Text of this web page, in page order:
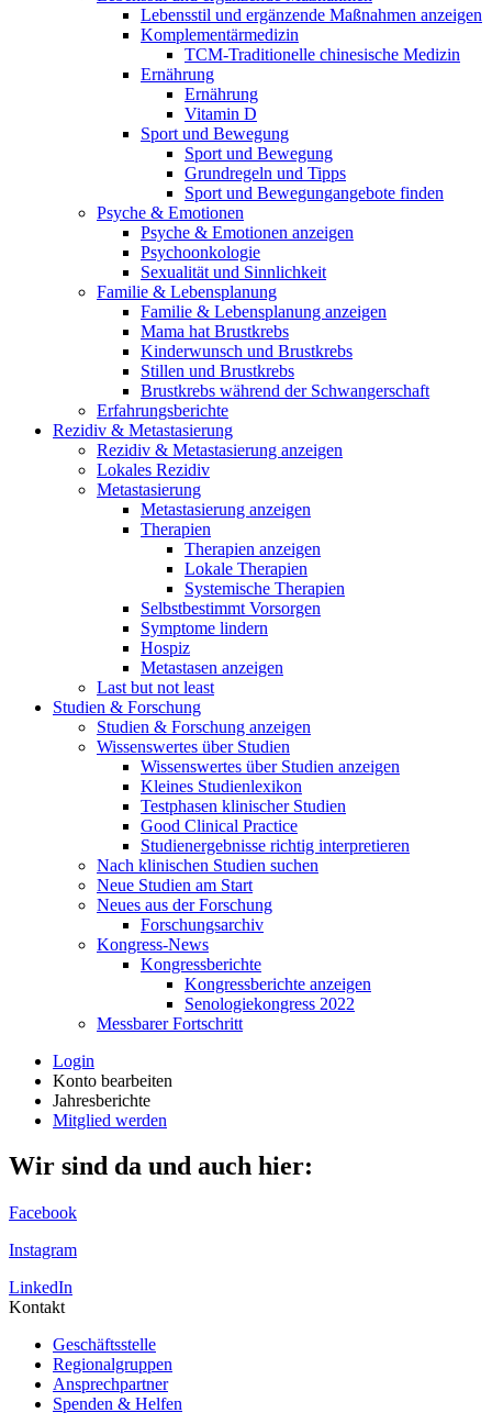
Lebensstil und ergänzende Maßnahmen anzeigen
Komplementärmedizin
TCM-Traditionelle chinesische Medizin
Ernährung
Ernährung
Vitamin D
Sport und Bewegung
Sport und Bewegung
Grundregeln und Tipps
Sport und Bewegungangebote finden
Psyche & Emotionen
Psyche & Emotionen anzeigen
Psychoonkologie
Sexualität und Sinnlichkeit
Familie & Lebensplanung
Familie & Lebensplanung anzeigen
Mama hat Brustkrebs
Kinderwunsch und Brustkrebs
Stillen und Brustkrebs
Brustkrebs während der Schwangerschaft
Erfahrungsberichte
Rezidiv & Metastasierung
Rezidiv & Metastasierung anzeigen
Lokales Rezidiv
Metastasierung
Metastasierung anzeigen
Therapien
Therapien anzeigen
Lokale Therapien
Systemische Therapien
Selbstbestimmt Vorsorgen
Symptome lindern
Hospiz
Metastasen anzeigen
Last but not least
Studien & Forschung
Studien & Forschung anzeigen
Wissenswertes über Studien
Wissenswertes über Studien anzeigen
Kleines Studienlexikon
Testphasen klinischer Studien
Good Clinical Practice
Studienergebnisse richtig interpretieren
Nach klinischen Studien suchen
Neue Studien am Start
Neues aus der Forschung
Forschungsarchiv
Kongress-News
Kongressberichte
Kongressberichte anzeigen
Senologiekongress 2022
Messbarer Fortschritt
Login
Konto bearbeiten
Jahresberichte
Mitglied werden
Wir sind da und auch hier:
Facebook
Instagram
LinkedIn
Kontakt
Geschäftsstelle
Regionalgruppen
Ansprechpartner
Spenden & Helfen